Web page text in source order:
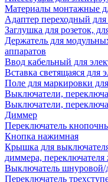
Материалы монтажные
Адаптер переходный для
Заглушка для розеток,
Держатель для
аппаратов
Ввод кабельный для
Вставка светящаяся для
Поле для маркировки
Выключатели,
Выключатели,
Диммер
Переключатель
Кнопка нажимная
Крышка для
диммера,
Выключатель
Переключатель